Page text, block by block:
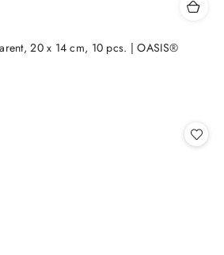
20 x 14 cm, 10 pcs. | OASIS®